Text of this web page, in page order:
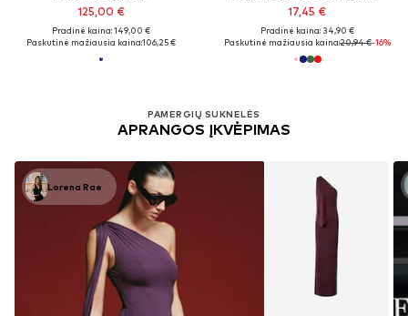
125,00 €
Pradinė kaina: 149,00 €
Paskutinė mažiausia kaina:106,25 €
17,45 €
Pradinė kaina: 34,90 €
Paskutinė mažiausia kaina:20,94 €-16%
PAMERGIŲ SUKNELĖS
APRANGOS ĮKVĖPIMAS
Lorena Rae